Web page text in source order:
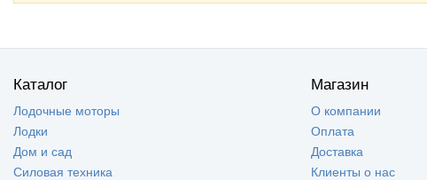
Каталог
Лодочные моторы
Лодки
Дом и сад
Силовая техника
Магазин
О компании
Оплата
Доставка
Клиенты о нас